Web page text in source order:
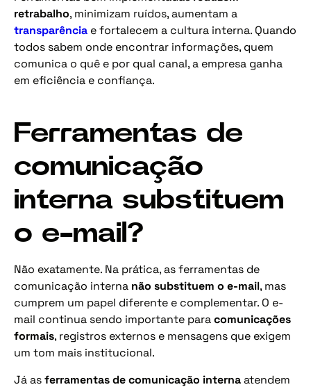
retrabalho, minimizam ruídos, aumentam a
transparência e fortalecem a cultura interna. Quando
todos sabem onde encontrar informações, quem
comunica o quê e por qual canal, a empresa ganha
em eficiência e confiança.
Ferramentas de
comunicação
interna substituem
o e-mail?
Não exatamente. Na prática, as ferramentas de
comunicação interna não substituem o e-mail, mas
cumprem um papel diferente e complementar. O e-
mail continua sendo importante paracomunicações
formais, registros externos e mensagens que exigem
um tom mais institucional.
Já asferramentas de comunicação internaatendem